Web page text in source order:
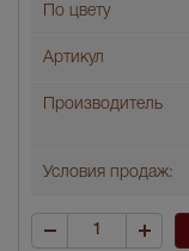
По цвету
Артикул
Производитель
Условия продаж: